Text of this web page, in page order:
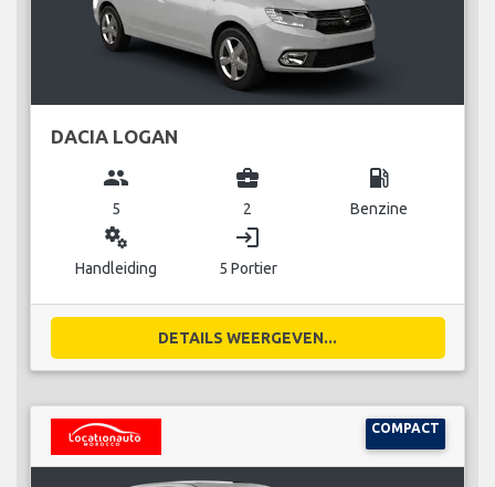
DACIA LOGAN
group
5
business_center
2
local_gas_station
Benzine
miscellaneous_services
Handleiding
login
5 Portier
DETAILS WEERGEVEN...
COMPACT